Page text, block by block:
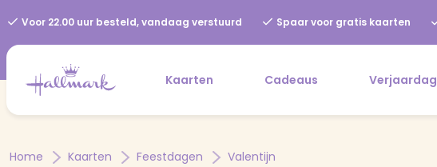
Voor 22.00 uur besteld, vandaag verstuurd Spaar voor gratis kaarten
Kaarten Cadeaus Verjaardag
Home Kaarten Feestdagen Valentijn